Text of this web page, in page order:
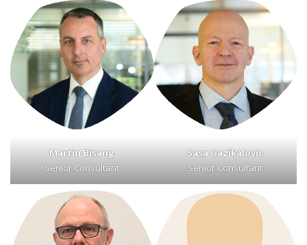
Martin Bisang
Senior Consultant
Sasa Gazikalovic
Senior Consultant